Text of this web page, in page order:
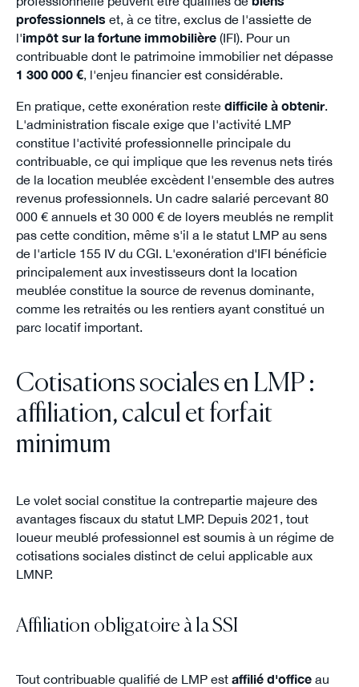
professionnels et, à ce titre, exclus de l'assiette de
l'impôt sur la fortune immobilière(IFI). Pour un
contribuable dont le patrimoine immobilier net dépasse
1 300 000 €, l'enjeu financier est considérable.
En pratique, cette exonération reste difficile à obtenir.
L'administration fiscale exige que l'activité LMP
constitue l'activité professionnelle principale du
contribuable, ce qui implique que les revenus nets tirés
de la location meublée excèdent l'ensemble des autres
revenus professionnels. Un cadre salarié percevant 80
000 € annuels et 30 000 € de loyers meublés ne remplit
pas cette condition, même s'il a le statut LMP au sens
de l'article 155 IV du CGI. L'exonération d'IFI bénéficie
principalement aux investisseurs dont la location
meublée constitue la source de revenus dominante,
comme les retraités ou les rentiers ayant constitué un
parc locatif important.
Cotisations sociales en LMP :
affiliation, calcul et forfait
minimum
Le volet social constitue la contrepartie majeure des
avantages fiscaux du statut LMP. Depuis 2021, tout
loueur meublé professionnel est soumis à un régime de
cotisations sociales distinct de celui applicable aux
LMNP.
Affiliation obligatoire à la SSI
Tout contribuable qualifié de LMP est affilié d'officeau